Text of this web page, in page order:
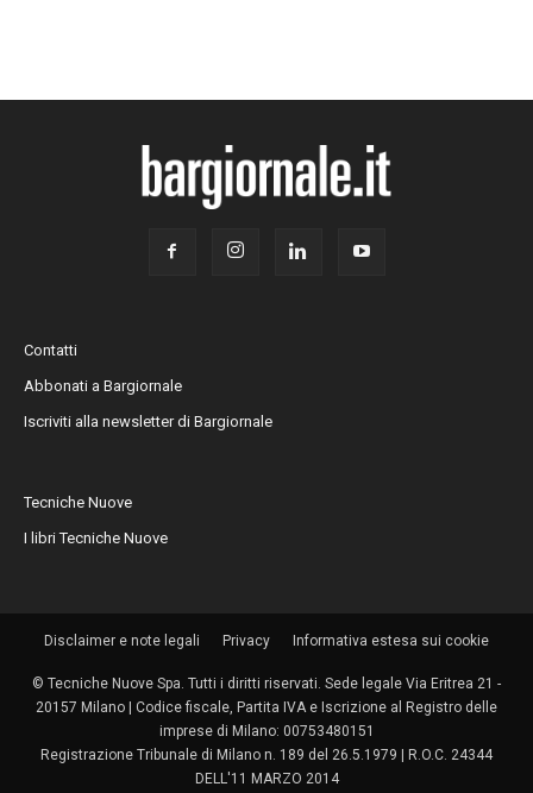
Contatti
Abbonati a Bargiornale
Iscriviti alla newsletter di Bargiornale
Tecniche Nuove
I libri Tecniche Nuove
Disclaimer e note legali Privacy Informativa estesa sui cookie
© Tecniche Nuove Spa. Tutti i diritti riservati. Sede legale Via Eritrea 21 -
20157 Milano | Codice fiscale, Partita IVA e Iscrizione al Registro delle
imprese di Milano: 00753480151
Registrazione Tribunale di Milano n. 189 del 26.5.1979 | R.O.C. 24344
DELL'11 MARZO 2014